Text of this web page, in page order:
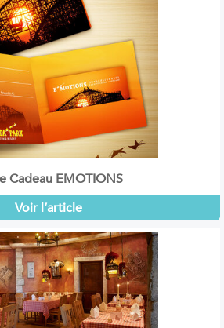
Cadeau EMOTIONS
Voir l’article